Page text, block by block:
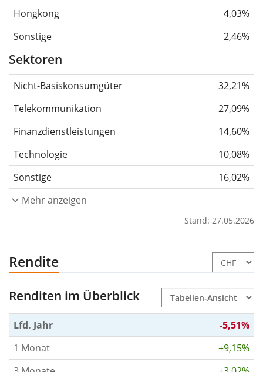
Hongkong
4,03%
Sonstige
2,46%
Sektoren
Nicht-Basiskonsumgüter
32,21%
Telekommunikation
27,09%
Finanzdienstleistungen
14,60%
Technologie
10,08%
Sonstige
16,02%
Mehr anzeigen
Stand: 27.05.2026
Rendite
Renditen im Überblick
Lfd. Jahr
-5,51%
1 Monat
+9,15%